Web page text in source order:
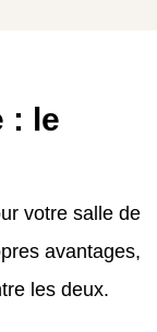
: le
votre salle de
avantages,
les deux.